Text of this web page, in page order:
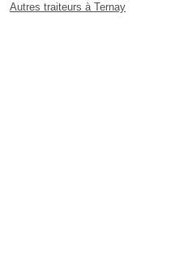
Autres traiteurs à Ternay